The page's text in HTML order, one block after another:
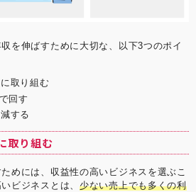
を伸ばすために大切な、以下3つのポイ
取り組む
回す
する
取り組む
めには、収益性の高いビジネスを選ぶこ
ビジネスとは、 少ない売上でも多くの利